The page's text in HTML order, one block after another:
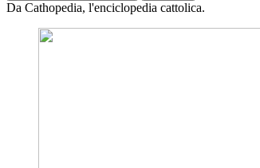
Da Cathopedia, l'enciclopedia cattolica.